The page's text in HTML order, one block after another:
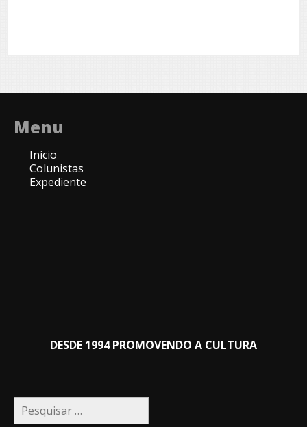
Menu
Início
Colunistas
Expediente
DESDE 1994 PROMOVENDO A CULTURA
Pesquisar
por: